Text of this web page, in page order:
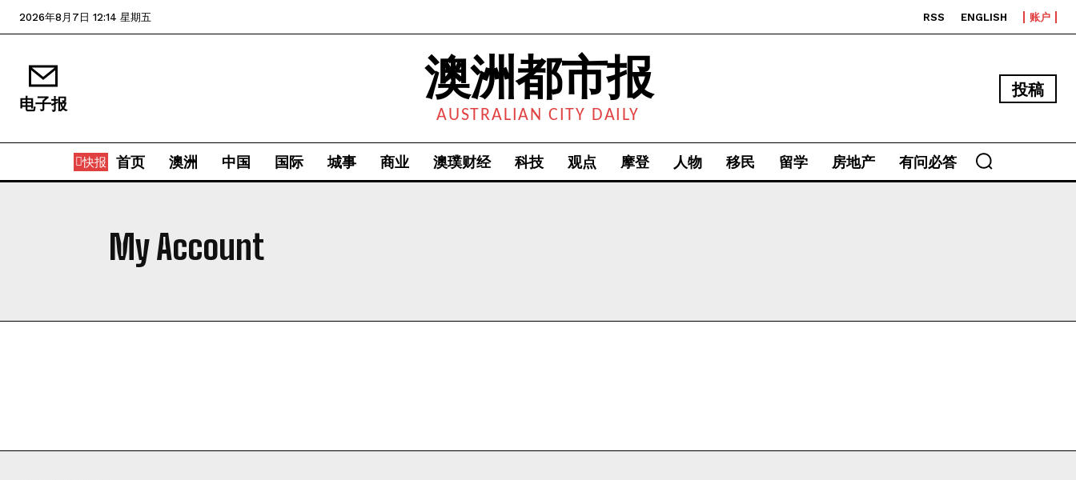
2026年8月7日 12:14 星期五 RSS ENGLISH 账户
电子报 澳洲都市报
AUSTRALIAN CITY DAILY
投稿
快报 首页 澳洲 中国 国际 城事 商业 澳璞财经 科技 观点 摩登 人物 移民 留学 房地产 有问必答
My Account